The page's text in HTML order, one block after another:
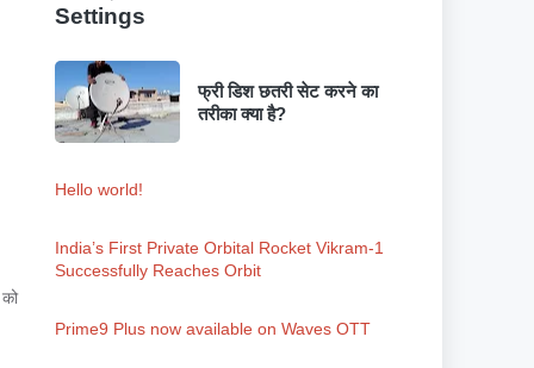
Settings
फ्री डिश छतरी सेट करने का
तरीका क्या है?
Hello world!
India’s First Private Orbital Rocket Vikram-1
Successfully Reaches Orbit
Prime9 Plus now available on Waves OTT